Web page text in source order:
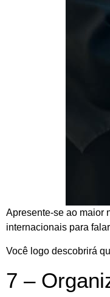
Apresente-se ao maior
internacionais para
Você logo descobrirá
7 –